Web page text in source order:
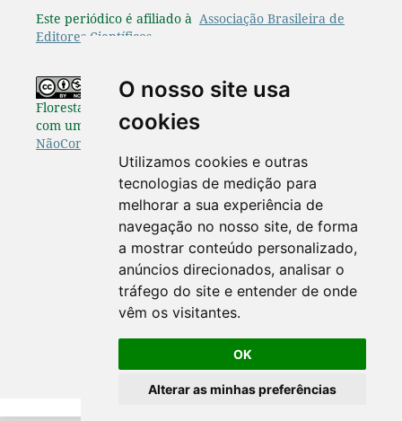
O nosso site usa
cookies
Utilizamos cookies e outras
tecnologias de medição para
melhorar a sua experiência de
navegação no nosso site, de forma
a mostrar conteúdo personalizado,
anúncios direcionados, analisar o
tráfego do site e entender de onde
vêm os visitantes.
OK
Alterar as minhas preferências
Este periódico é afiliado à Associação Brasileira de
Editores Científicos.
Os originais publicados na Pesquisa
Florestal Brasileira estão disponibilizados de acordo
com uma LicençaCreative Commons Atribuição-
NãoComercial-SemDerivações 4.0 Internacional